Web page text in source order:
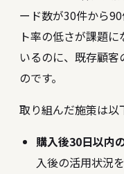
ード数が30件から
ト率の低さが課題
いるのに、既存顧
のです。
取り組んだ施策は以
購入後30日以内
入後の活用状況